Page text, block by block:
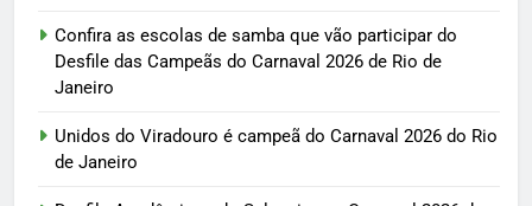
Confira as escolas de samba que vão participar do
Desfile das Campeãs do Carnaval 2026 de Rio de
Janeiro
Unidos do Viradouro é campeã do Carnaval 2026 do Rio
de Janeiro